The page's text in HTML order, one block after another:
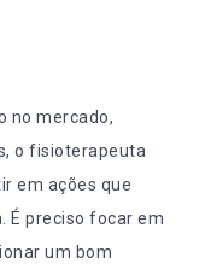
no mercado,
o fisioterapeuta
em ações que
É preciso focar em
um bom